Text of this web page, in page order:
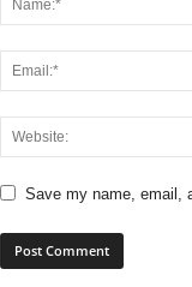
Save my name, email,